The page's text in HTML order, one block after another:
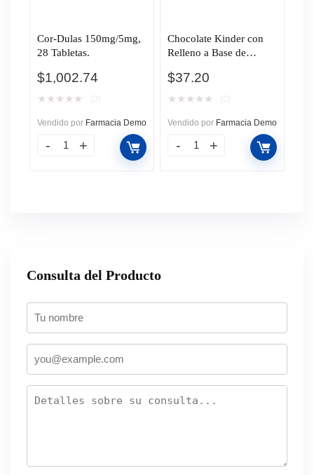
Cor-Dulas 150mg/5mg,
28 Tabletas.
$1,002.74
★ ★ ★ ★ ★
Vendido por Farmacia Demo
Chocolate Kinder con
Relleno a Base de
$37.20
★ ★ ★ ★ ★
Vendido por Farmacia Demo
Consulta del Producto